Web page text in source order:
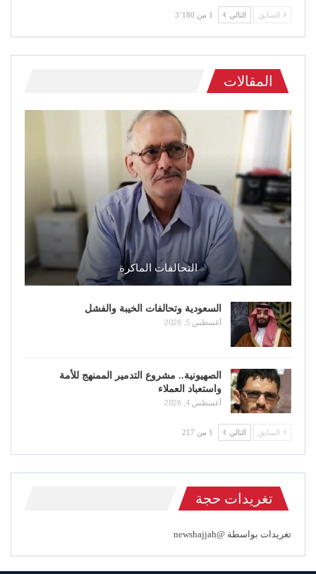
السابق التالي 1 من 3٬180
المقالات
التحالفات الماكرة
السعودية وتحالفات الخيبة والفشل
أغسطس 5, 2026
الصهيونية.. مشروع التدمير الممنهج للأمة
واستعباد العملاء
أغسطس 4, 2026
السابق التالي 1 من 217
تغريدات حجة
تغريدات بواسطة @newshajjah